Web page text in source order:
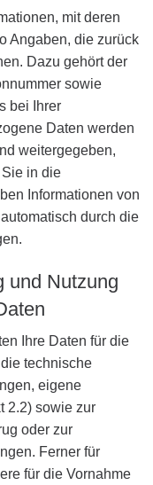
mit deren
Angaben, die zurück
Dazu gehört der
sowie
bei Ihrer
Daten werden
weitergegeben,
in die
Informationen von
durch die
und Nutzung
Ihre Daten für die
technische
eigene
2.2) sowie zur
oder zur
Ferner für
für die Vornahme